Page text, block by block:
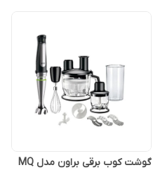
گوشت کوب برقی براون مدل MQ